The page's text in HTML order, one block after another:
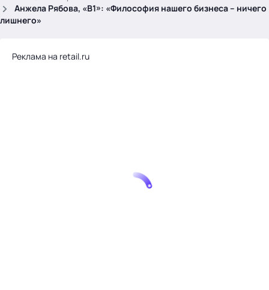
Анжела Рябова, «В1»: «Философия нашего бизнеса – ничего
лишнего»
Реклама на retail.ru